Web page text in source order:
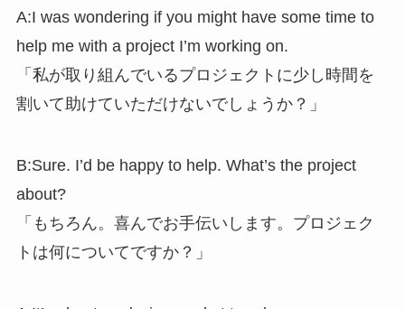
A:I was wondering if you might have some time to
help me with a project I’m working on.
「私が取り組んでいるプロジェクトに少し時間を
割いて助けていただけないでしょうか？」
B:Sure. I’d be happy to help. What’s the project
about?
「もちろん。喜んでお手伝いします。プロジェク
トは何についてですか？」